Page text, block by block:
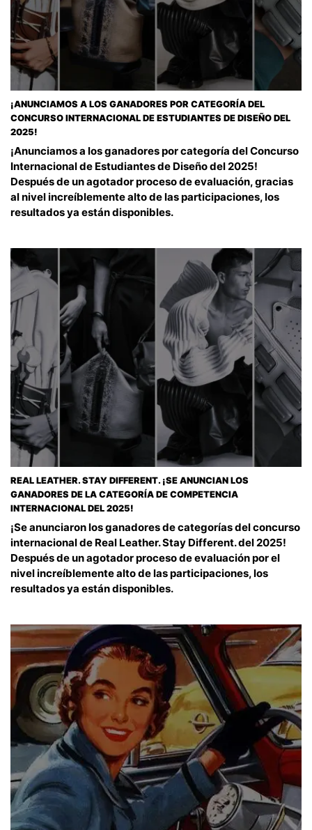
¡ANUNCIAMOS A LOS GANADORES POR CATEGORÍA DEL
CONCURSO INTERNACIONAL DE ESTUDIANTES DE DISEÑO DEL
2025!
¡Anunciamos a los ganadores por categoría del Concurso
Internacional de Estudiantes de Diseño del 2025!
Después de un agotador proceso de evaluación, gracias
al nivel increíblemente alto de las participaciones, los
resultados ya están disponibles.
REAL LEATHER. STAY DIFFERENT. ¡SE ANUNCIAN LOS
GANADORES DE LA CATEGORÍA DE COMPETENCIA
INTERNACIONAL DEL 2025!
¡Se anunciaron los ganadores de categorías del concurso
internacional de Real Leather. Stay Different. del 2025!
Después de un agotador proceso de evaluación por el
nivel increíblemente alto de las participaciones, los
resultados ya están disponibles.